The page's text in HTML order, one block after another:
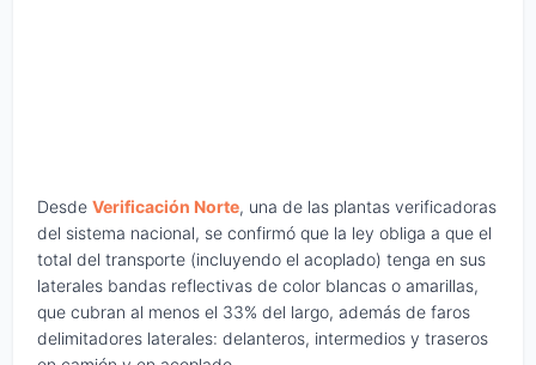
DesdeVerificación Norte, una de las plantas verificadoras
del sistema nacional, se confirmó que la ley obliga a que el
total del transporte (incluyendo el acoplado) tenga en sus
laterales bandas reflectivas de color blancas o amarillas,
que cubran al menos el 33% del largo, además de faros
delimitadores laterales: delanteros, intermedios y traseros